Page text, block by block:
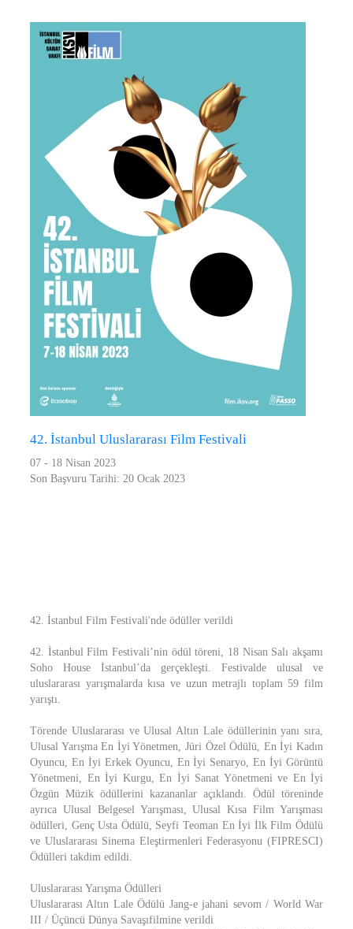
42. İstanbul Uluslararası Film Festivali
07 - 18 Nisan 2023
Son Başvuru Tarihi: 20 Ocak 2023
42. İstanbul Film Festivali'nde ödüller verildi
42. İstanbul Film Festivali’nin ödül töreni, 18 Nisan Salı akşamı
Soho House İstanbul’da gerçekleşti. Festivalde ulusal ve
uluslararası yarışmalarda kısa ve uzun metrajlı toplam 59 film
yarıştı.
Törende Uluslararası ve Ulusal Altın Lale ödüllerinin yanı sıra,
Ulusal Yarışma En İyi Yönetmen, Jüri Özel Ödülü, En İyi Kadın
Oyuncu, En İyi Erkek Oyuncu, En İyi Senaryo, En İyi Görüntü
Yönetmeni, En İyi Kurgu, En İyi Sanat Yönetmeni ve En İyi
Özgün Müzik ödüllerini kazananlar açıklandı. Ödül töreninde
ayrıca Ulusal Belgesel Yarışması, Ulusal Kısa Film Yarışması
ödülleri, Genç Usta Ödülü, Seyfi Teoman En İyi İlk Film Ödülü
ve Uluslararası Sinema Eleştirmenleri Federasyonu (FIPRESCI)
Ödülleri takdim edildi.
Uluslararası Yarışma Ödülleri
Uluslararası Altın Lale Ödülü Jang-e jahani sevom / World War
III / Üçüncü Dünya Savaşıfilmine verildi